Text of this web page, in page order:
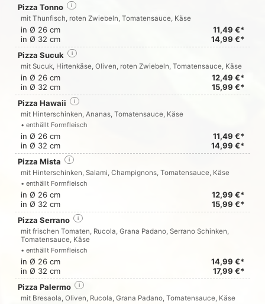
Pizza Tonno i
mit Thunfisch, roten Zwiebeln, Tomatensauce, Käse
in Ø 26 cm
11,49 €*
in Ø 32 cm
14,99 €*
Pizza Sucuk
i
mit Sucuk, Hirtenkäse, Oliven, roten Zwiebeln, Tomatensauce, Käse
in Ø 26 cm
12,49 €*
in Ø 32 cm
15,99 €*
Pizza Hawaii
i
mit Hinterschinken, Ananas, Tomatensauce, Käse
• enthällt Formfleisch
in Ø 26 cm
11,49 €*
in Ø 32 cm
14,99 €*
Pizza Mista
i
mit Hinterschinken, Salami, Champignons, Tomatensauce, Käse
• enthällt Formfleisch
in Ø 26 cm
12,99 €*
in Ø 32 cm
15,99 €*
Pizza Serrano
i
mit frischen Tomaten, Rucola, Grana Padano, Serrano Schinken,
Tomatensauce, Käse
• enthällt Formfleisch
in Ø 26 cm
14,99 €*
in Ø 32 cm
17,99 €*
Pizza Palermo
i
mit Bresaola, Oliven, Rucola, Grana Padano, Tomatensauce, Käse